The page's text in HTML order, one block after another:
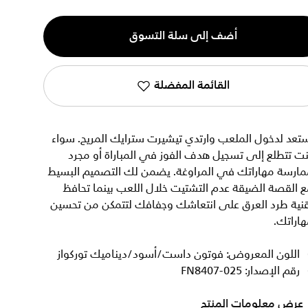
أضف إلى سلة التسوق
القائمة المفضلة
لدخول الملعب وارتدي تيشيرت سترايك المريح. سواء
تتطلع إلى تسجيل هدف الفوز في المباراة أو مجرد
مهاراتك في المراوغة. يضمن لك التصميم البسيط
القصة الضيقة عدم التشتيت خلال اللعب بينما تحافظ
طرد العرق على انتعاشك وجفافك لتتمكن من تحسين
اللون المعروض: فوتون داست/أسود/ديناميك توركواز
رقم الإصدار: FN8407-025
عرض معلومات المنتج